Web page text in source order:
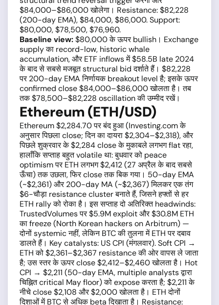
$84,000–$86,000 खोलेगा। Resistance: $82,228
(200-day EMA), $84,000, $86,000. Support:
$80,000, $78,500, $76,960.
Baseline view:$80,000 के ऊपर bullish। Exchange
supply का record-low, historic whale
accumulation, और ETF inflows में $58.5B late 2024
के बाद से सबसे मजबूत structural bid दर्शाते हैं। $82,228
पर 200-day EMA निर्णायक breakout level है; इसके ऊपर
confirmed close $84,000–$86,000 खोलता है। तब
तक $78,500–$82,228 oscillation की उम्मीद रखें।
Ethereum (ETH/USD)
Ethereum $2,284.70 पर बंद हुआ (Investing.com के
अनुसार पिछला close; दिन का दायरा $2,304–$2,318), और
पिछले शुक्रवार के $2,284 close के मुकाबले लगभग flat रहा,
हालाँकि सप्ताह बहुत volatile था: बुधवार को peace
optimism पर ETH लगभग $2,412 (27 अप्रैल के बाद सबसे
ऊँचा) तक उछला, फिर close तक बिक गया। 50-day EMA
(~$2,361) और 200-day MA (~$2,367) मिलकर एक तंग
$6-चौड़ा resistance cluster बनाते हैं, जिसने हफ्तों से हर
ETH rally को रोका है। इस सप्ताह दो अतिरिक्त headwinds:
TrustedVolumes पर $5.9M exploit और $30.8M ETH
का freeze (North Korean hackers on Arbitrum) —
दोनों systemic नहीं, लेकिन BTC की तुलना में ETH पर दबाव
डालते हैं। Key catalysts: US CPI (मंगलवार). Soft CPI →
ETH को $2,361–$2,367 resistance की ओर वापस ले जाता
है; उस स्तर के ऊपर close $2,412–$2,460 खोलता है। Hot
CPI → $2,211 (50-day EMA, multiple analysts द्वारा
चिह्नित critical May floor) को expose करता है; $2,211 के
नीचे close $2,108 और $2,000 खोलता है। ETH दोनों
दिशाओं में BTC से अधिक beta दिखाता है। Resistance: